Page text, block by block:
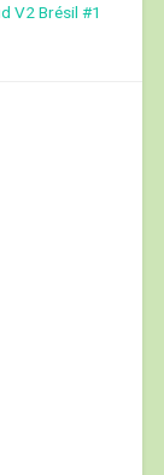
V2 Brésil #1